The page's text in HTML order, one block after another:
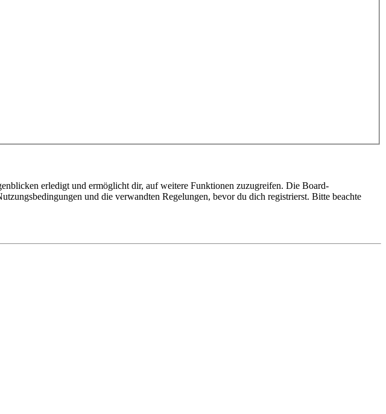
erledigt und ermöglicht dir, auf weitere Funktionen zuzugreifen. Die Board-
und die verwandten Regelungen, bevor du dich registrierst. Bitte beachte